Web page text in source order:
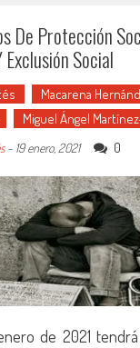
De Protección
Social
Macarena
Miguel Ángel
- 19 enero, 2021 0
de 2021